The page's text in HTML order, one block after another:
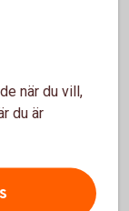
när du vill,
du är